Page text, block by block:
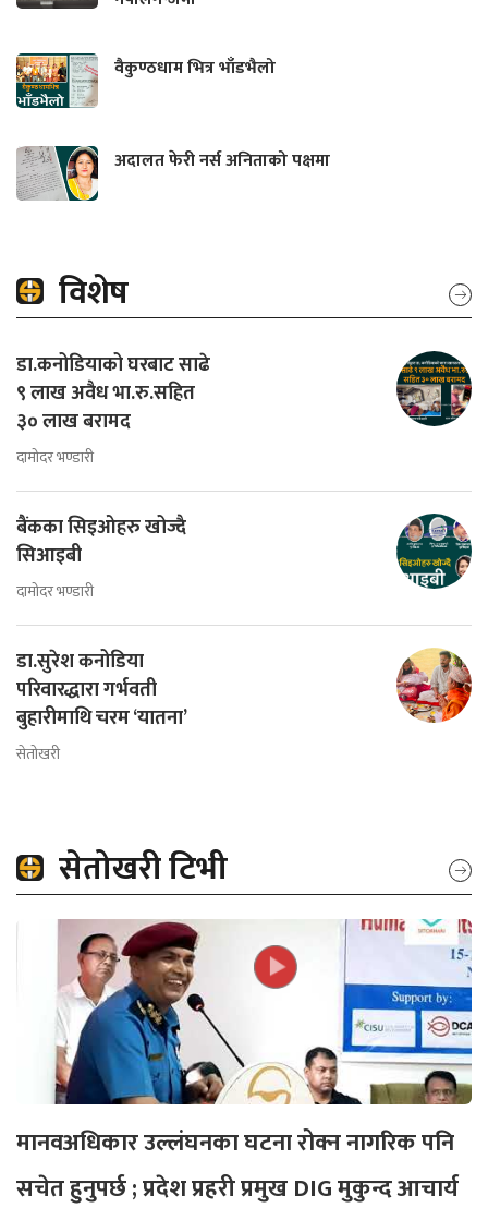
वैकुण्ठधाम भित्र भाँडभैलो
अदालत फेरी नर्स अनिताको पक्षमा
विशेष
डा.कनोडियाको घरबाट साढे
९ लाख अवैध भा.रु.सहित
३० लाख बरामद
दामोदर भण्डारी
बैंकका सिइओहरु खोज्दै
सिआइबी
दामोदर भण्डारी
डा.सुरेश कनोडिया
परिवारद्धारा गर्भवती
बुहारीमाथि चरम ‘यातना’
सेतोखरी
सेतोखरी टिभी
मानवअधिकार उल्लंघनका घटना रोक्न नागरिक पनि
सचेत हुनुपर्छ ; प्रदेश प्रहरी प्रमुख DIG मुकुन्द आचार्य